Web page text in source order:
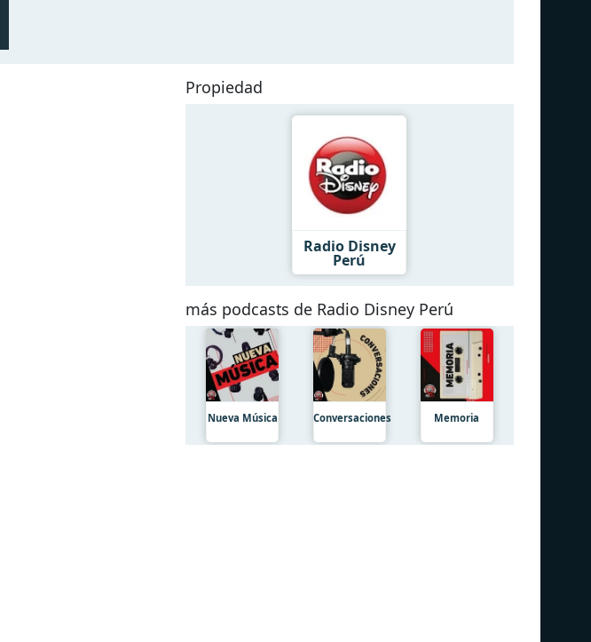
Propiedad
Radio Disney
Perú
más podcasts de Radio Disney Perú
Nueva Música Conversaciones Memoria